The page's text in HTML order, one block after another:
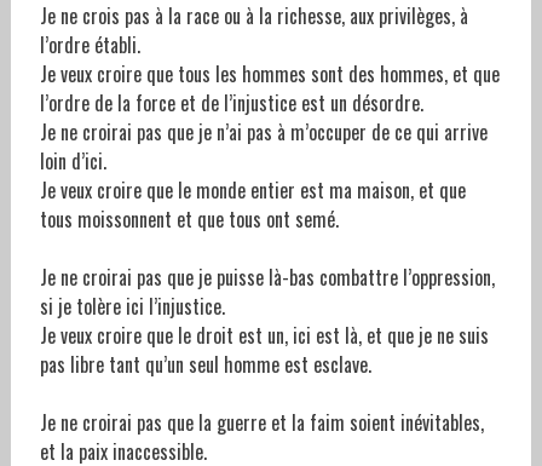
Je ne crois pas à la race ou à la richesse, aux privilèges, à
l’ordre établi.
Je veux croire que tous les hommes sont des hommes, et que
l’ordre de la force et de l’injustice est un désordre.
Je ne croirai pas que je n’ai pas à m’occuper de ce qui arrive
loin d’ici.
Je veux croire que le monde entier est ma maison, et que
tous moissonnent et que tous ont semé.
Je ne croirai pas que je puisse là-bas combattre l’oppression,
si je tolère ici l’injustice.
Je veux croire que le droit est un, ici est là, et que je ne suis
pas libre tant qu’un seul homme est esclave.
Je ne croirai pas que la guerre et la faim soient inévitables,
et la paix inaccessible.